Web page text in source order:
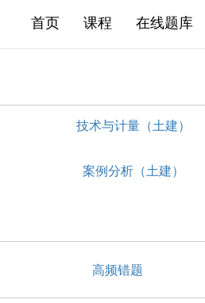
在线题库
课程
首页
技术与计量（土建）
案例分析（土建）
高频错题